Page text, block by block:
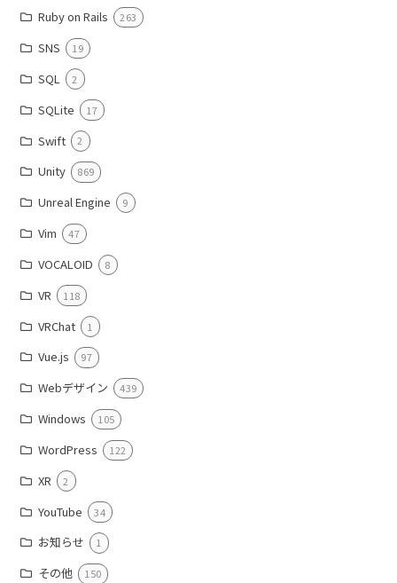
Ruby on Rails 263
SNS 19
SQL 2
SQLite 17
Swift 2
Unity 869
Unreal Engine 9
Vim 47
VOCALOID 8
VR 118
VRChat 1
Vue.js 97
Webデザイン 439
Windows 105
WordPress 122
XR 2
YouTube 34
お知らせ 1
その他 150